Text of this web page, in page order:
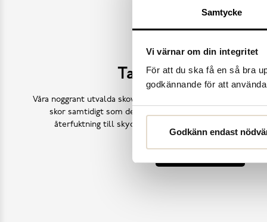
Samtycke
Vi värnar om din integritet
För att du ska få en så bra
godkännande för att
Godkänn endast
Ta hand om dina
Våra noggrant utvalda skovårdsprodukter är skapade för att
skor samtidigt som de behåller deras ursprungliga
återfuktning till skydd mot väder och slitage – vi har